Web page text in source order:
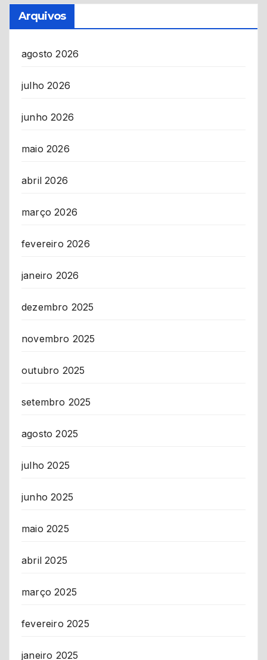
Arquivos
agosto 2026
julho 2026
junho 2026
maio 2026
abril 2026
março 2026
fevereiro 2026
janeiro 2026
dezembro 2025
novembro 2025
outubro 2025
setembro 2025
agosto 2025
julho 2025
junho 2025
maio 2025
abril 2025
março 2025
fevereiro 2025
janeiro 2025